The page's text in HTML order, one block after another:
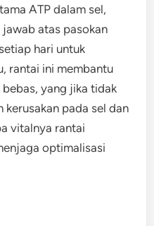
ATP dalam sel,
atas pasokan
hari untuk
rantai ini membantu
yang jika tidak
pada sel dan
vitalnya rantai
optimalisasi